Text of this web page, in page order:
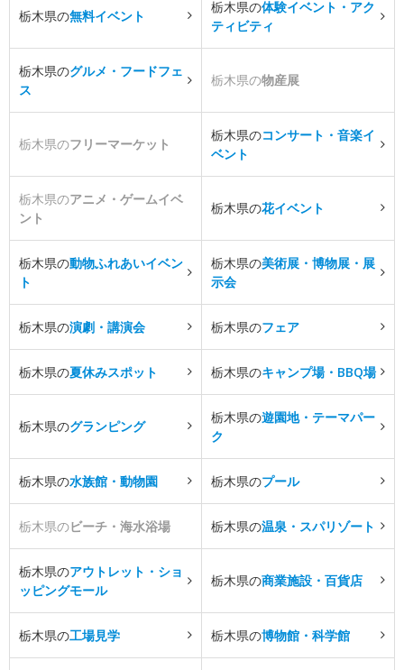
栃木県の無料イベント
栃木県の体験イベント・アク
ティビティ
栃木県のグルメ・フードフェ
ス
栃木県の物産展
栃木県のフリーマーケット
栃木県のコンサート・音楽イ
ベント
栃木県のアニメ・ゲームイベ
ント
栃木県の花イベント
栃木県の動物ふれあいイベン
ト
栃木県の美術展・博物展・展
示会
栃木県の演劇・講演会 栃木県のフェア
栃木県の夏休みスポット 栃木県のキャンプ場・BBQ場
栃木県のグランピング
栃木県の遊園地・テーマパー
ク
栃木県の水族館・動物園 栃木県のプール
栃木県のビーチ・海水浴場 栃木県の温泉・スパリゾート
栃木県のアウトレット・ショ
ッピングモール
栃木県の商業施設・百貨店
栃木県の工場見学 栃木県の博物館・科学館